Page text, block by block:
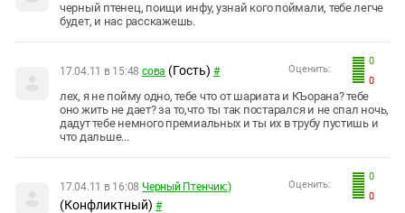
черный птенец, поищи инфу, узнай кого поймали, тебе легче
будет, и нас расскажешь.
0
0
Оценить:
17.04.11 в 15:48 сова (Гость) #
лех, я не пойму одно, тебе что от шариата и КЪорана? тебе
оно жить не дает? за то,что ты так постарался и не спал ночь,
дадут тебе немного премиальных и ты их в трубу пустишь и
что дальше...
0
0
Оценить:
17.04.11 в 16:08 Черный Птенчик:)
(Конфликтный) #